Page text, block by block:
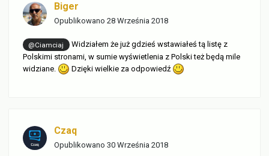
Biger
Opublikowano 28 Września 2018
@Ciamciaj
Widziałem że już gdzieś wstawiałeś tą listę z
Polskimi stronami, w sumie wyświetlenia z Polski też będą mile
widziane.
Dzięki wielkie za odpowiedź
Czaq
Opublikowano 30 Września 2018